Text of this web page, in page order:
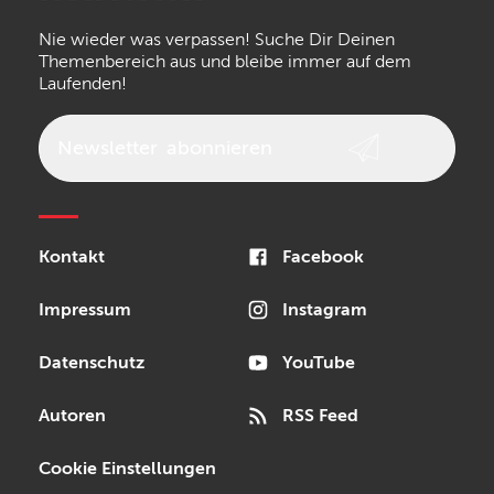
the t.bone
Walrus Audio Epiphone
Nie wieder was verpassen! Suche Dir Deinen
Themenbereich aus und bleibe immer auf dem
Laufenden!
Kontakt
Impressum
Datenschutz
Autoren
Cookie Einstellungen
Facebook
Instagram
YouTube
RSS Feed